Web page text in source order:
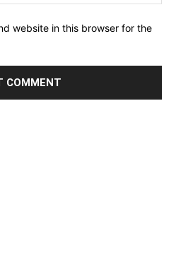
website in this browser for the